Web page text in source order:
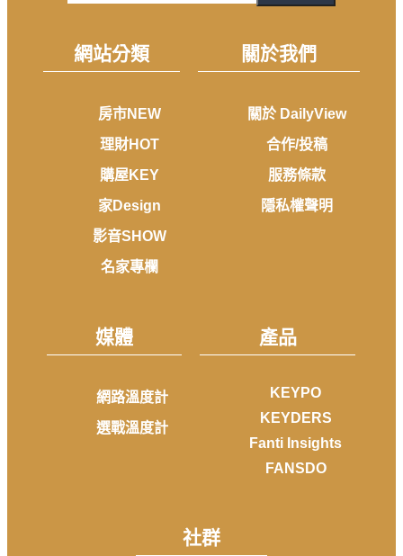
網站分類
房市NEW
理財HOT
購屋KEY
家Design
影音SHOW
名家專欄
關於我們
關於 DailyView
合作/投稿
服務條款
隱私權聲明
媒體
網路溫度計
選戰溫度計
產品
KEYPO
KEYDERS
Fanti Insights
FANSDO
社群